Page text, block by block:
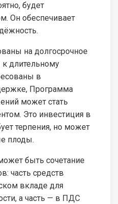
будет
Он обеспечивает
на долгосрочное
к длительному
в
Программа
может стать
Это инвестиция в
терпения, но может
плоды.
быть сочетание
часть средств
вкладе для
а часть — в ПДС